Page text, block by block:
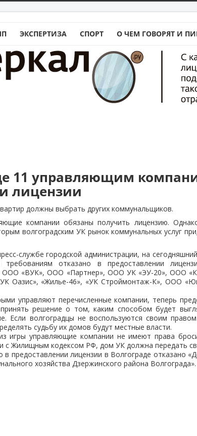
ЭКСПЕРТИЗА СПОРТ О ЧЕМ ГОВОРЯТ И
11 управляющим
лицензии
должны выбрать других коммунальщиков.
компании обязаны получить лицензию.
волгоградским УК рынок коммунальных услуг
службе городской администрации, на
требованиям отказано в предоставлении
ООО «ВУК», ООО «Партнер», ООО УК «ЭУ-20», ООО
Оазис», «Жилье-46», «УК Строймонтаж-К», ООО
управляют перечисленные компании, теперь
решение о том, каким способом будет
Если волгоградцы не воспользуются своим
судьбу их домов будут местные власти.
игры управляющие компании не имеют права
с Жилищным кодексом РФ, дом УК должна передать
предоставлении лицензии в Волгограде отказано
хозяйства Дзержинского района Волгограда».